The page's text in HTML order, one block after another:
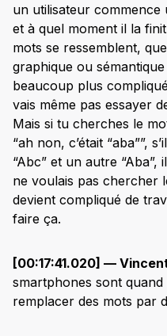
un utilisateur
et à quel moment il la
mots se ressemblent,
graphique ou
beaucoup plus
vais même pas essayer
Mais si tu cherches le
“ah non, c’était “aba””,
“Abc” et un autre “Aba”,
ne voulais pas chercher
devient compliqué de
faire ça.
[00:17:41.020] —
smartphones sont
remplacer des mots par